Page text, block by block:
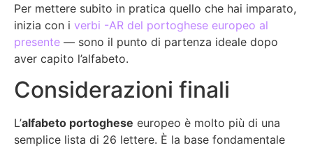
Per mettere subito in pratica quello che hai imparato,
inizia con i verbi -AR del portoghese europeo al
presente — sono il punto di partenza ideale dopo
aver capito l’alfabeto.
Considerazioni finali
L’alfabeto portoghese europeo è molto più di una
semplice lista di 26 lettere. È la base fondamentale